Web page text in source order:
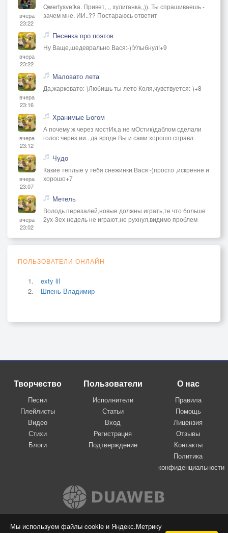
Мы используем файлы cookie и Яндекс.Метрику
вчера
23:22
Qwertysvetka. Привет, ,, хулиганка,,)). Ты спрашиваешь -
зачем мне, ИИ..?? Постараюсь ответит
вчера
23:22
Песенка про поэтов
Ну Ваще,шедеврально Вася:-)!Улыбнул!+9
вчера
23:16
Маловато лета
Да,жарковато:-)Любишь ты лето Коля,чувствуется:-)+8
вчера
23:12
Хранимые Богом
А почему ж через мостИк,а не мОстик)даблом сделали
голос через ии...да вроде Вы и сами хорошо справл
вчера
23:07
Чудо
Какие теплые у тебя снежинки Вася:-)просто ,искренне и
хорошо+7
вчера
23:02
Метель
Володь перезалей,новые должны играть,те что больше
2ух-3ех недель не играют,не рухнул,видимо проблем
ПОЛЬЗОВАТЕЛИ ОНЛАЙН
exty lil
Шпень Владимир
Творчество
Песни
Плейлисты
Видео
Стихи
Блоги
Пользователи
Исполнители
Статьи
Вход
Регистрация
Подтверждение
О нас
Правила
Помощь
Лицензия
Отзывы
Контакты
Политика
конфиденциальности
Вконтакте